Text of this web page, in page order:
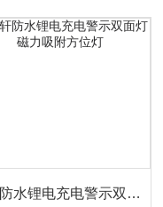
鼎轩防水锂电充电警示双面灯磁力吸附方位灯